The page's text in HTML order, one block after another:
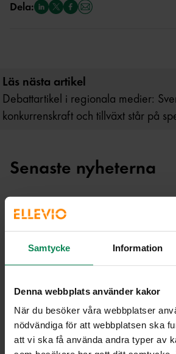
Samtycke Information
Denna webbplats använder kakor
När du besöker våra webbplatser
nödvändiga för att webbplatsen ska
att vi ska få använda andra typer av
Dela:
Läs nästa artikel
Debattartikel i regionala medier:
konkurrenskraft och tillväxt står på
Senaste nyheterna